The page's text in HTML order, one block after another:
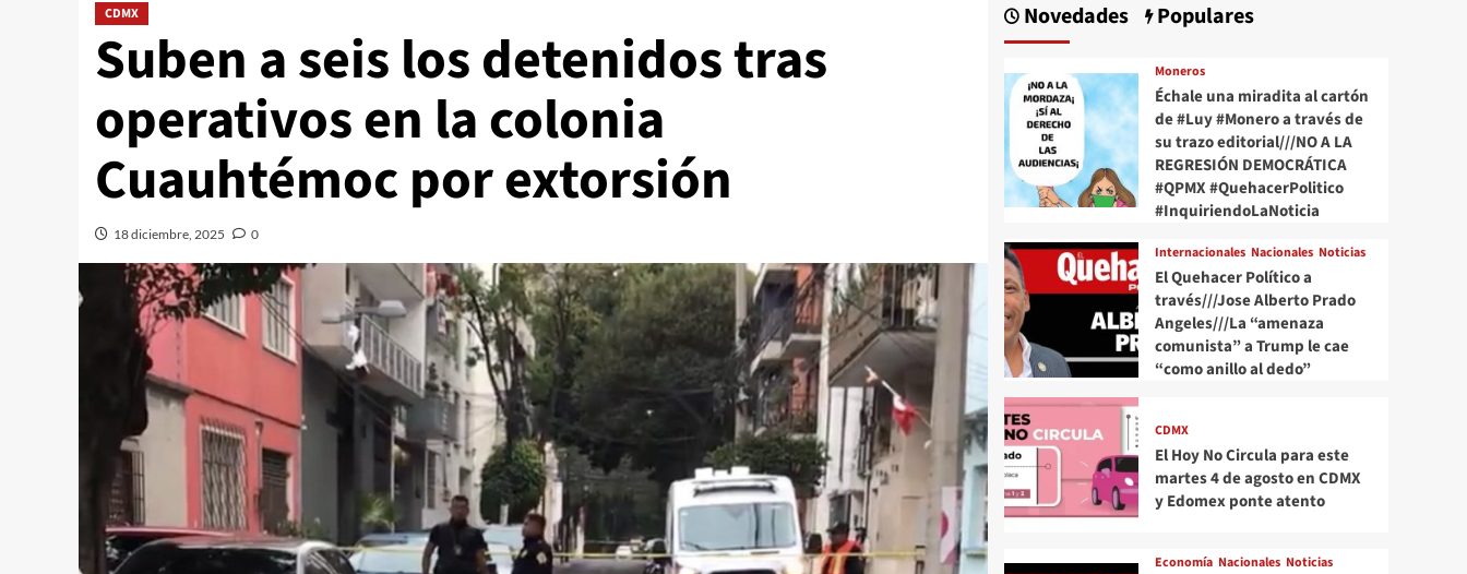
CDMX
Suben a seis los detenidos tras
operativos en la colonia
Cuauhtémoc por extorsión
18 diciembre, 2025 0
Novedades Populares
Moneros
Échale una miradita al cartón
de #Luy #Monero a través de
su trazo editorial///NO A LA
REGRESIÓN DEMOCRÁTICA
#QPMX #QuehacerPolitico
#InquiriendoLaNoticia
Internacionales Nacionales Noticias
El Quehacer Político a
través///Jose Alberto Prado
Angeles///La “amenaza
comunista” a Trump le cae
“como anillo al dedo”
CDMX
El Hoy No Circula para este
martes 4 de agosto en CDMX
y Edomex ponte atento
Economía Nacionales Noticias